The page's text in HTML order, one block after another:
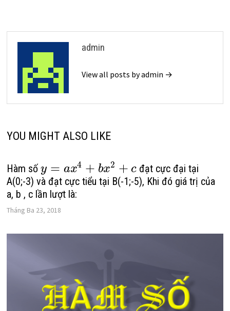
admin
View all posts by admin →
YOU MIGHT ALSO LIKE
Hàm số y = ax4 + bx2 + cđạt cực đại tại
A(0;-3) và đạt cực tiểu tại B(-1;-5), Khi đó giá trị của
a, b , c lần lượt là:
Tháng Ba 23, 2018